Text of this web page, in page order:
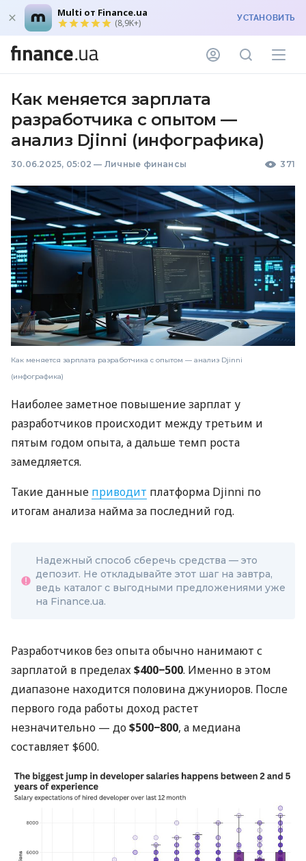
Multi от Finance.ua
(8,9K+) УСТАНОВИТЬ
Как меняется зарплата
разработчика с опытом —
анализ Djinni (инфографика)
30.06.2025, 05:02 — Личные финансы 371
Как меняется зарплата разработчика с опытом — анализ Djinni
(инфографика)
Наиболее заметное повышение зарплат у
разработчиков происходит между третьим и
пятым годом опыта, а дальше темп роста
замедляется.
Такие данные приводит платформа Djinni по
итогам анализа найма за последний год.
Надежный способ сберечь средства — это
депозит. Не откладывайте этот шаг на завтра,
ведь каталог с выгодными предложениями уже
на Finance.ua.
Разработчиков без опыта обычно нанимают с
зарплатой в пределах$400−500. Именно в этом
диапазоне находится половина джуниоров. После
первого года работы доход растет
незначительно — до$500−800, а медиана
составляет $600.